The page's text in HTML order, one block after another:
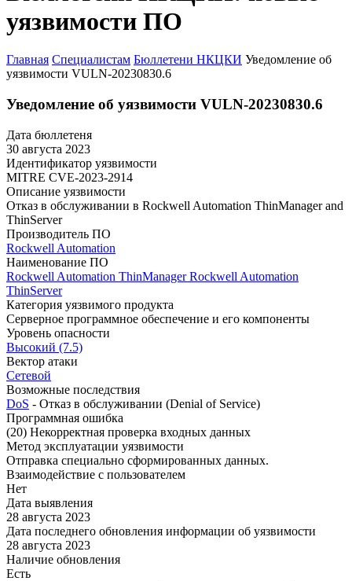
уязвимости ПО
Главная Специалистам Бюллетени НКЦКИ Уведомление об
уязвимости VULN-20230830.6
Уведомление об уязвимости VULN-20230830.6
Дата бюллетеня
30 августа 2023
Идентификатор уязвимости
MITRE CVE-2023-2914
Описание уязвимости
Отказ в обслуживании в Rockwell Automation ThinManager and
ThinServer
Производитель ПО
Rockwell Automation
Наименование ПО
Rockwell Automation ThinManagerRockwell Automation
ThinServer
Категория уязвимого продукта
Серверное программное обеспечение и его компоненты
Уровень опасности
Высокий (7.5)
Вектор атаки
Сетевой
Возможные последствия
DoS - Отказ в обслуживании (Denial of Service)
Программная ошибка
(20) Некорректная проверка входных данных
Метод эксплуатации уязвимости
Отправка специально сформированных данных.
Взаимодействие с пользователем
Нет
Дата выявления
28 августа 2023
Дата последнего обновления информации об уязвимости
28 августа 2023
Наличие обновления
Есть